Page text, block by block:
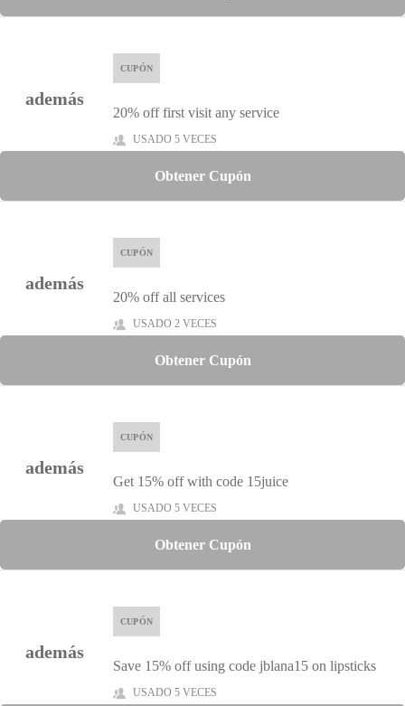
además
CUPÓN
20% off first visit any service
USADO 5 VECES
Obtener Cupón
además
CUPÓN
20% off all services
USADO 2 VECES
Obtener Cupón
además
CUPÓN
Get 15% off with code 15juice
USADO 5 VECES
Obtener Cupón
además
CUPÓN
Save 15% off using code jblana15 on lipsticks
USADO 5 VECES